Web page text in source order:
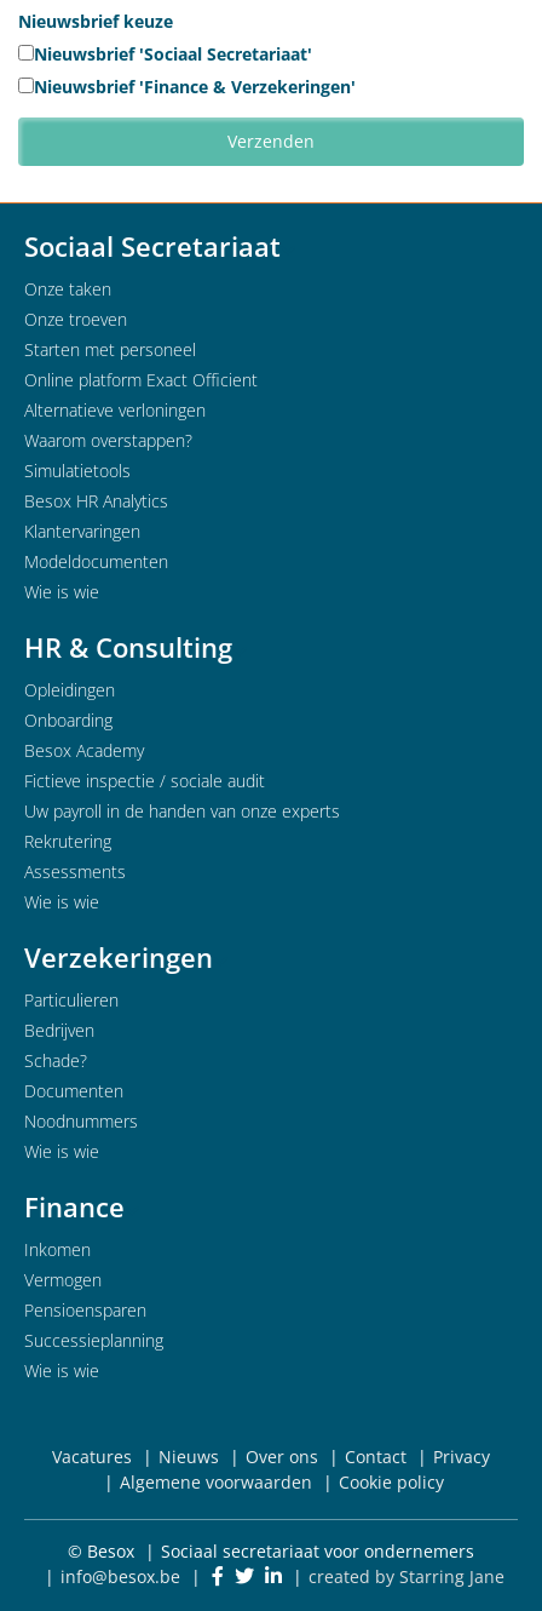
Nieuwsbrief keuze
Nieuwsbrief 'Sociaal Secretariaat'
Nieuwsbrief 'Finance & Verzekeringen'
Sociaal Secretariaat
Onze taken
Onze troeven
Starten met personeel
Online platform Exact Officient
Alternatieve verloningen
Waarom overstappen?
Simulatietools
Besox HR Analytics
Klantervaringen
Modeldocumenten
Wie is wie
HR & Consulting
Opleidingen
Onboarding
Besox Academy
Fictieve inspectie / sociale audit
Uw payroll in de handen van onze experts
Rekrutering
Assessments
Wie is wie
Verzekeringen
Particulieren
Bedrijven
Schade?
Documenten
Noodnummers
Wie is wie
Finance
Inkomen
Vermogen
Pensioensparen
Successieplanning
Wie is wie
Vacatures Nieuws Over ons Contact
Privacy
Algemene voorwaarden
Cookie policy
© Besox
Sociaal secretariaat voor ondernemers
info@besox.be
created by Starring Jane